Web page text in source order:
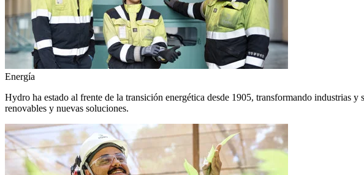
Energía
Hydro ha estado al frente de la transición energética desde 1905, transformando industrias
renovables y nuevas soluciones.